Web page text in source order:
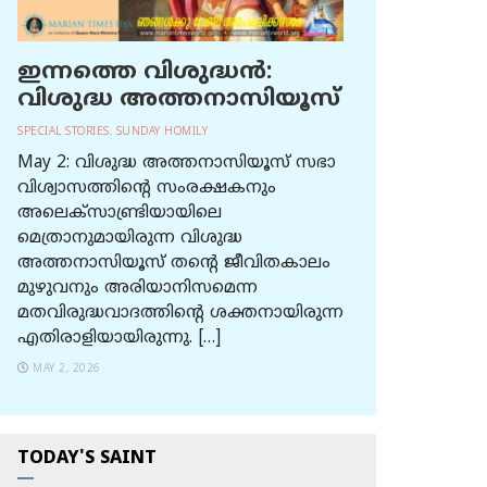
ഇന്നത്തെ വിശുദ്ധന്‍:
വിശുദ്ധ അത്തനാസിയൂസ്
SPECIAL STORIES, SUNDAY HOMILY
May 2: വിശുദ്ധ അത്തനാസിയൂസ് സഭാ
വിശ്വാസത്തിന്റെ സംരക്ഷകനും
അലെക്സാണ്ട്രിയായിലെ
മെത്രാനുമായിരുന്ന വിശുദ്ധ
അത്തനാസിയൂസ് തന്റെ ജീവിതകാലം
മുഴുവനും അരിയാനിസമെന്ന
മതവിരുദ്ധവാദത്തിന്റെ ശക്തനായിരുന്ന
എതിരാളിയായിരുന്നു. […]
MAY 2, 2026
TODAY'S SAINT